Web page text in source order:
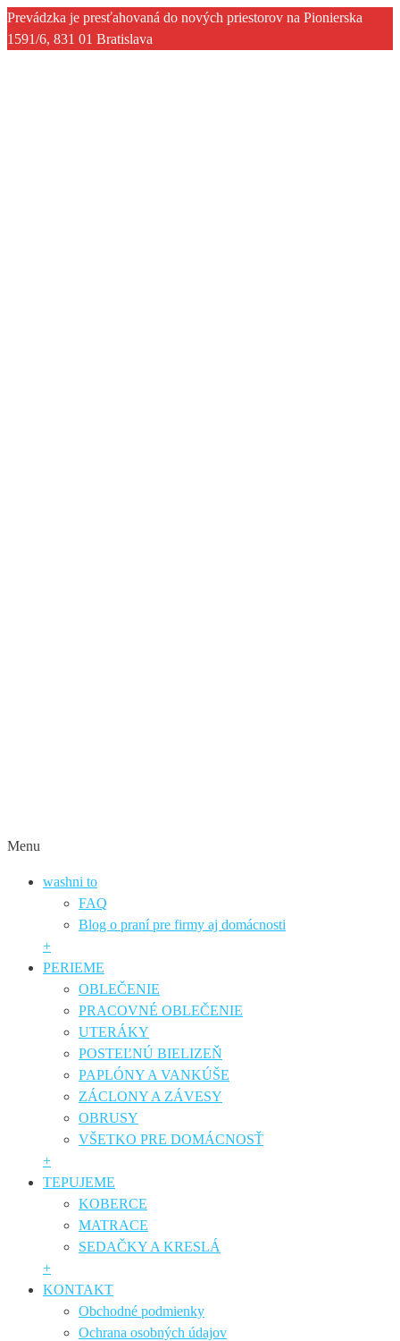
Prevádzka je presťahovaná do nových priestorov na Pionierska
1591/6, 831 01 Bratislava
Menu
washni to
FAQ
Blog o praní pre firmy aj domácnosti
+
PERIEME
OBLEČENIE
PRACOVNÉ OBLEČENIE
UTERÁKY
POSTEĽNÚ BIELIZEŇ
PAPLÓNY A VANKÚŠE
ZÁCLONY A ZÁVESY
OBRUSY
VŠETKO PRE DOMÁCNOSŤ
+
TEPUJEME
KOBERCE
MATRACE
SEDAČKY A KRESLÁ
+
KONTAKT
Obchodné podmienky
Ochrana osobných údajov